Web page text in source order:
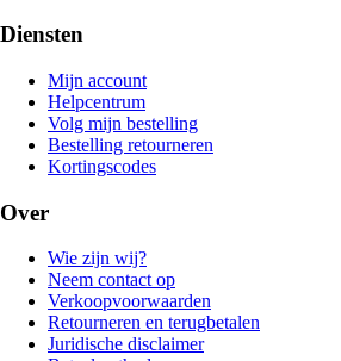
Diensten
Mijn account
Helpcentrum
Volg mijn bestelling
Bestelling retourneren
Kortingscodes
Over
Wie zijn wij?
Neem contact op
Verkoopvoorwaarden
Retourneren en terugbetalen
Juridische disclaimer